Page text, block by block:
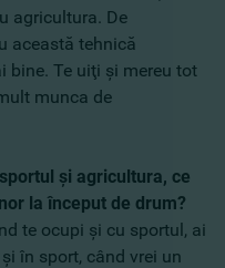
agricultura. De
această tehnică
bine. Te uiţi şi mereu tot
munca de
şi agricultura, ce
la început de drum?
te ocupi şi cu sportul, ai
în sport, când vrei un